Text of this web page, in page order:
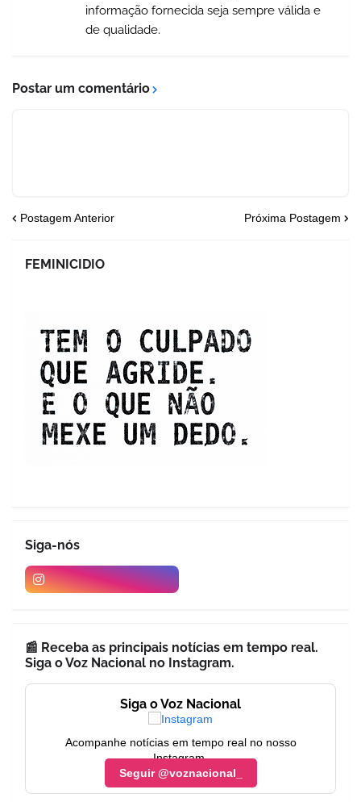
informação fornecida seja sempre válida e
de qualidade.
Postar um comentário
Postagem Anterior Próxima Postagem
FEMINICIDIO
Siga-nós
📰 Receba as principais notícias em tempo real.
Siga o Voz Nacional no Instagram.
Siga o Voz Nacional
Acompanhe notícias em tempo real no nosso
Instagram.
Seguir @voznacional_